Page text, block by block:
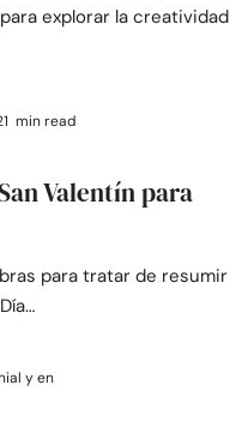
explorar la creatividad
min read
Valentín para
para tratar de resumir
y en